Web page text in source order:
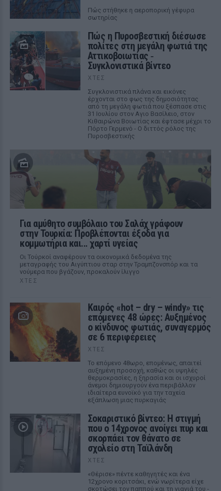
Πώς στήθηκε η αεροπορική γέφυρα
σωτηρίας
Πώς η Πυροσβεστική διέσωσε
πολίτες στη μεγάλη φωτιά της
Αττικοβοιωτίας ‑
Συγκλονιστικά βίντεο
ΧΤΕΣ
Συγκλονιστικά πλάνα και εικόνες
έρχονται στο φως της δημοσιότητας
από τη μεγάλη φωτιά που ξέσπασε στις
31 Ιουλίου στον Αγιο Βασίλειο, στον
Κιθαιρώνα Βοιωτίας και έφτασε μέχρι το
Πόρτο Γερμενό - Ο διττός ρόλος της
Πυροσβεστικής
Για αμύθητο συμβόλαιο του Σαλάχ γράφουν
στην Τουρκία: Προβλέπονται έξοδα για
κομμωτήρια και... χαρτί υγείας
Οι Τούρκοί αναφέρουν τα οικονομικά δεδομένα της
μεταγραφής του Αιγύπτιου σταρ στην Τραμπζονσπόρ και τα
νούμερα που βγάζουν, προκαλούν ίλιγγο
ΧΤΕΣ
Καιρός «hot – dry – windy» τις
επόμενες 48 ώρες: Αυξημένος
ο κίνδυνος φωτιάς, συναγερμός
σε 6 περιφέρειες
ΧΤΕΣ
Το επόμενο 48ωρο, επομένως, απαιτεί
αυξημένη προσοχή, καθώς οι υψηλές
θερμοκρασίες, η ξηρασία και οι ισχυροί
άνεμοι δημιουργούν ένα περιβάλλον
ιδιαίτερα ευνοϊκό για την ταχεία
εξάπλωση μιας πυρκαγιάς
Σοκαριστικό βίντεο: Η στιγμή
που ο 14χρονος ανοίγει πυρ και
σκορπάει τον θάνατο σε
σχολείο στη Ταϊλάνδη
ΧΤΕΣ
«Θέρισε» πέντε καθηγητές και ένα
12χρονο κοριτσάκι, ενώ νωρίτερα είχε
σκοτώσει τον παππού και τη γιαγιά του -